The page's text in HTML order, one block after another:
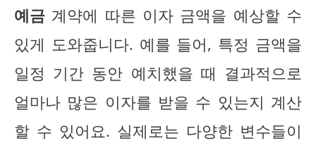
예금 계약에 따른 이자 금액을 예상할 수
있게 도와줍니다. 예를 들어, 특정 금액을
일정 기간 동안 예치했을 때 결과적으로
얼마나 많은 이자를 받을 수 있는지 계산
할 수 있어요. 실제로는 다양한 변수들이